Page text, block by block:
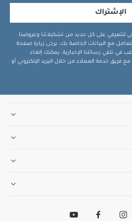
الإشتراك
لتتعرفي على كل جديد من تشكيلاتنا وعروضنا
مع البيانات الخاصة بك، يرجى زيارة صفحة
في تلقي رسائلنا الإخبارية، يمكنك إلغاء
فريق خدمة العملاء من خلال البريد الإلكتروني أو